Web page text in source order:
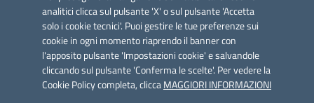
analitici clicca sul pulsante 'X' o sul pulsante 'Accetta
solo i cookie tecnici'. Puoi gestire le tue preferenze sui
cookie in ogni momento riaprendo il banner con
l'apposito pulsante 'Impostazioni cookie' e salvandole
cliccando sul pulsante 'Conferma le scelte'. Per vedere la
Cookie Policy completa, cliccaMAGGIORI INFORMAZIONI
Link utili
Informativa privacy